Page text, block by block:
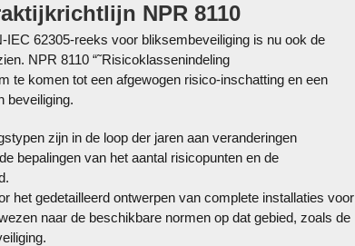
NPR 8110
IEC 62305-reeks voor bliksembeveiliging is nu ook de
NPR 8110 “˜Risicoklassenindeling
te komen tot een afgewogen risico-inschatting en een
beveiliging.
zijn in de loop der jaren aan veranderingen
bepalingen van het aantal risicopunten en de
het gedetailleerd ontwerpen van complete installaties voor
naar de beschikbare normen op dat gebied, zoals de